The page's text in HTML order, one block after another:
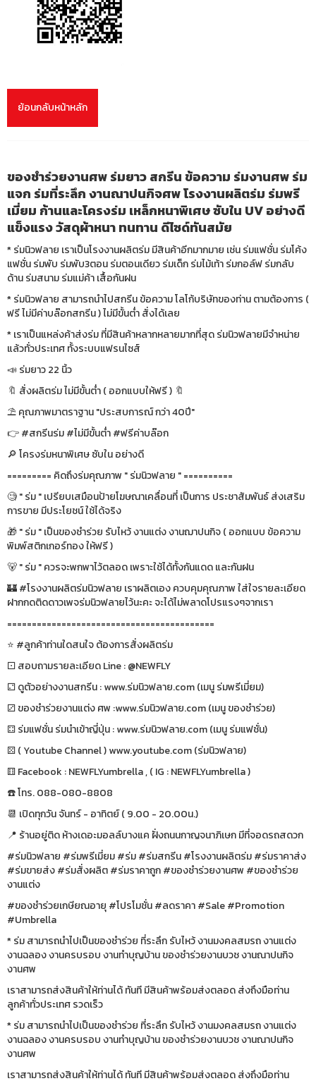
ย้อนกลับหน้าหลัก
ของชำร่วยงานศพ ร่มยาว สกรีน ข้อความ ร่มงานศพ ร่ม
แจก ร่มที่ระลึก งานณาปนกิจศพ โรงงานผลิตร่ม ร่มพรี
เมี่ยม ก้านและโครงร่ม เหล็กหนาพิเศษ ซับใน UV อย่างดี
แข็งแรง วัสดุผ้าหนา ทนทาน ดีไซด์ทันสมัย
* ร่มนิวฟลาย เราเป็นโรงงานผลิตร่ม มีสินค้าอีกมากมาย เช่น ร่มแฟชั่น ร่มโค้ง
แฟชั่น ร่มพับ ร่มพับ3ตอน ร่มตอนเดียว ร่มเด็ก ร่มไม้เท้า ร่มกอล์ฟ ร่มกลับ
ด้าน ร่มสนาม ร่มแม่ค้า เสื้อกันฝน
* ร่มนิวฟลาย สามารถนำไปสกรีน ข้อความ โลโก้บริษัทของท่าน ตามต้องการ (
ฟรี ไม่มีค่าบล๊อกสกรีน ) ไม่มีขั้นต่ำ สั่งได้เลย
* เราเป็นแหล่งค้าส่งร่ม ที่มีสินค้าหลากหลายมากที่สุด ร่มนิวฟลายมีจำหน่าย
แล้วทั่วประเทศ ทั้งระบบแฟรนไซส์
📣 ร่มยาว 22 นิ้ว
🔖 สั่งผลิตร่ม ไม่มีขั้นต่ำ ( ออกแบบให้ฟรี ) 🔖
⛱ คุณภาพมาตราฐาน "ประสบการณ์ กว่า 40ปี"
👉 #สกรีนร่ม #ไม่มีขั้นต่ำ #ฟรีค่าบล๊อก
🔎 โครงร่มหนาพิเศษ ซับใน อย่างดี
========= คิดถึงร่มคุณภาพ " ร่มนิวฟลาย " ==========
🧐 " ร่ม " เปรียบเสมือนป้ายโฆษณาเคลื่อนที่ เป็นการ ประชาสัมพันธ์ ส่งเสริม
การขาย มีประโยชน์ ใช้ได้จริง
🎁 " ร่ม " เป็นของชำร่วย รับไหว้ งานแต่ง งานฌาปนกิจ ( ออกแบบ ข้อความ
พิมพ์สติกเกอร์ทอง ให้ฟรี )
🐻 " ร่ม " ควรจะพกพาไว้ตลอด เพราะใช้ได้ทั้งกันแดด และกันฝน
🏰 #โรงงานผลิตร่มนิวฟลาย เราผลิตเอง ควบคุมคุณภาพ ใส่ใจรายละเอียด
ฝากกดติดดาวเพจร่มนิวฟลายไว้นะคะ จะได้ไม่พลาดโปรแรงๆจากเรา
==========================================
⭐️ #ลูกค้าท่านใดสนใจ ต้องการสั่งผลิตร่ม
⚀ สอบถามรายละเอียด Line : @NEWFLY
⚁ ดูตัวอย่างงานสกรีน : www.ร่มนิวฟลาย.com (เมนู ร่มพรีเมี่ยม)
⚂ ของชำร่วยงานแต่ง ศพ :www.ร่มนิวฟลาย.com (เมนู ของชำร่วย)
⚃ ร่มแฟชั่น ร่มนำเข้าญี่ปุ่น : www.ร่มนิวฟลาย.com (เมนู ร่มแฟชั่น)
⚄ ( Youtube Channel ) www.youtube.com (ร่มนิวฟลาย)
⚅ Facebook : NEWFLYumbrella , ( IG : NEWFLYumbrella )
☎️ โทร. 088-080-8808
📆 เปิดทุกวัน จันทร์ - อาทิตย์ ( 9.00 - 20.00น.)
📍 ร้านอยู่ติด ห้างเดอะมอลล์บางแค ฝั่งถนนกาญจนาภิเษก มีที่จอดรถสดวก
#ร่มนิวฟลาย #ร่มพรีเมี่ยม #ร่ม #ร่มสกรีน #โรงงานผลิตร่ม #ร่มราคาส่ง
#ร่มขายส่ง #ร่มสั่งผลิต #ร่มราคาถูก #ของชำร่วยงานศพ #ของชำร่วย
งานแต่ง
#ของชำร่วยเกษียณอายุ #โปรโมชั่น #ลดราคา #Sale #Promotion
#Umbrella
* ร่ม สามารถนำไปเป็นของชำร่วย ที่ระลึก รับไหว้ งานมงคลสมรถ งานแต่ง
งานฉลอง งานครบรอบ งานทำบุญบ้าน ของชำร่วยงานบวช งานณาปนกิจ
งานศพ
เราสามารถส่งสินค้าให้ท่านได้ ทันที มีสินค้าพร้อมส่งตลอด ส่งถึงมือท่าน
ลูกค้าทั่วประเทศ รวดเร็ว
* ร่ม สามารถนำไปเป็นของชำร่วย ที่ระลึก รับไหว้ งานมงคลสมรถ งานแต่ง
งานฉลอง งานครบรอบ งานทำบุญบ้าน ของชำร่วยงานบวช งานณาปนกิจ
งานศพ
เราสามารถส่งสินค้าให้ท่านได้ ทันที มีสินค้าพร้อมส่งตลอด ส่งถึงมือท่าน